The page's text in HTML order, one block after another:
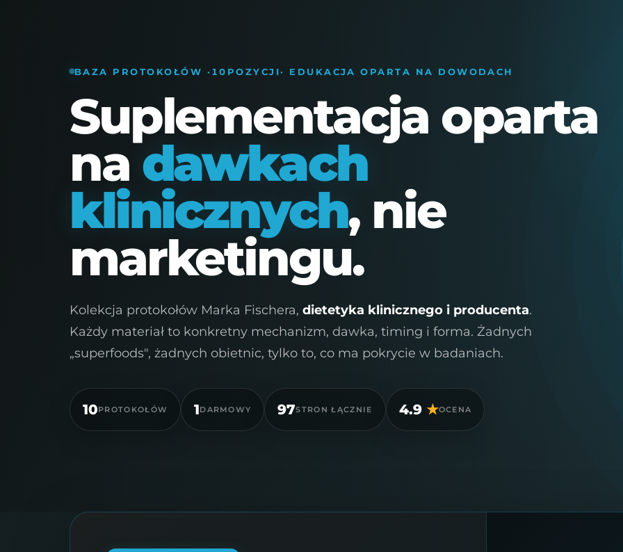
BAZA PROTOKOŁÓW ·10 POZYCJI· EDUKACJA OPARTA NA DOWODACH
Suplementacja oparta
nadawkach
klinicznych, nie
marketingu.
Kolekcja protokołów Marka Fischera, dietetyka klinicznego i producenta.
Każdy materiał to konkretny mechanizm, dawka, timing i forma. Żadnych
„superfoods", żadnych obietnic, tylko to, co ma pokrycie w badaniach.
10PROTOKOŁÓW 1DARMOWY 97STRON ŁĄCZNIE 4.9★OCENA